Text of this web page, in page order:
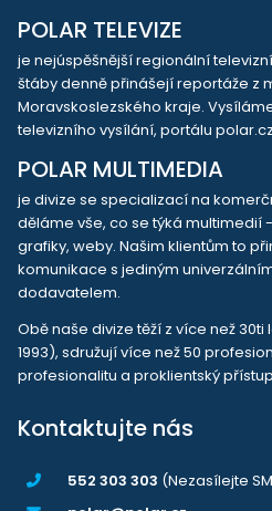
POLAR TELEVIZE
je nejúspěšnější regionální
štáby denně přinášejí reportáže z
Moravskoslezského kraje.
televizního vysílání, portálu
POLAR MULTIMEDIA
je divize se specializací na
děláme vše, co se týká multimedií
grafiky, weby. Našim klientům to
komunikace s jediným
dodavatelem.
Obě naše divize těží z více než
1993), sdružují více než 50
profesionalitu a proklientský
Kontaktujte nás
552 303 303 (Nezasílejte